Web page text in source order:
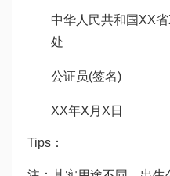
中华人民共和国XX
处
公证员(签名)
XX年X月X日
Tips：